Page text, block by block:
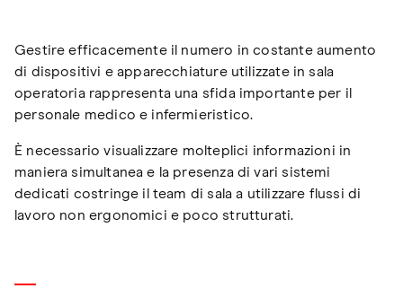
Gestire efficacemente il numero in costante aumento
di dispositivi e apparecchiature utilizzate in sala
operatoria rappresenta una sfida importante per il
personale medico e infermieristico.
È necessario visualizzare molteplici informazioni in
maniera simultanea e la presenza di vari sistemi
dedicati costringe il team di sala a utilizzare flussi di
lavoro non ergonomici e poco strutturati.